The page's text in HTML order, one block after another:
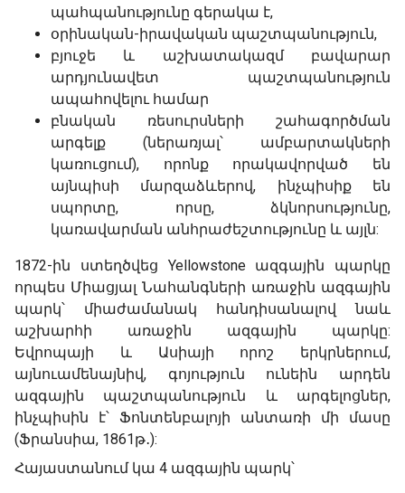
պահպանությունը գերակա է,
օրինական-իրավական պաշտպանություն,
բյուջե և աշխատակազմ բավարար
արդյունավետ պաշտպանություն
ապահովելու համար
բնական ռեսուրսների շահագործման
արգելք (ներառյալ՝ ամբարտակների
կառուցում), որոնք որակավորված են
այնպիսի մարզաձևերով, ինչպիսիք են
սպորտը, որսը, ձկնորսությունը,
կառավարման անհրաժեշտությունը և այլն:
1872-ին ստեղծվեց Yellowstone ազգային պարկը
որպես Միացյալ Նահանգների առաջին ազգային
պարկ՝ միաժամանակ հանդիսանալով նաև
աշխարհի առաջին ազգային պարկը:
Եվրոպայի և Ասիայի որոշ երկրներում,
այնուամենայնիվ, գոյություն ունեին արդեն
ազգային պաշտպանություն և արգելոցներ,
ինչպիսին է՝ Ֆոնտենբալոյի անտառի մի մասը
(Ֆրանսիա, 1861թ․):
Հայաստանում կա 4 ազգային պարկ՝